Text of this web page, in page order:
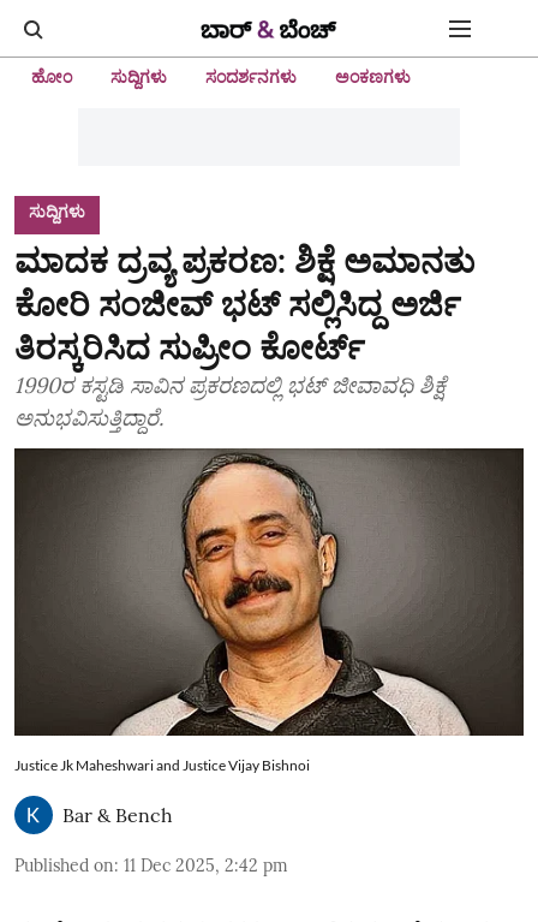
ಹೋಂ ಸುದ್ದಿಗಳು ಸಂದರ್ಶನಗಳು ಅಂಕಣಗಳು
ಸುದ್ದಿಗಳು
ಮಾದಕ ದ್ರವ್ಯ ಪ್ರಕರಣ: ಶಿಕ್ಷೆ ಅಮಾನತು
ಕೋರಿ ಸಂಜೀವ್ ಭಟ್ ಸಲ್ಲಿಸಿದ್ದ ಅರ್ಜಿ
ತಿರಸ್ಕರಿಸಿದ ಸುಪ್ರೀಂ ಕೋರ್ಟ್‌
1990ರ ಕಸ್ಟಡಿ ಸಾವಿನ ಪ್ರಕರಣದಲ್ಲಿ ಭಟ್ ಜೀವಾವಧಿ ಶಿಕ್ಷೆ
ಅನುಭವಿಸುತ್ತಿದ್ದಾರೆ.
Justice Jk Maheshwari and Justice Vijay Bishnoi
Bar & Bench
Published on: 11 Dec 2025, 2:42 pm